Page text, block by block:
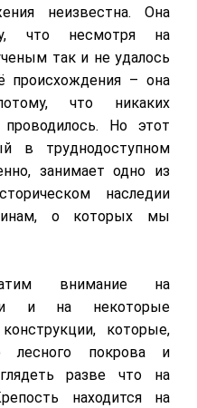
неизвестна. Она
что несмотря на
так и не удалось
происхождения – она
что никаких
Но этот
в труднодоступном
занимает одно из
наследии
о которых мы
внимание на
и на некоторые
которые,
лесного покрова и
разве что на
находится на